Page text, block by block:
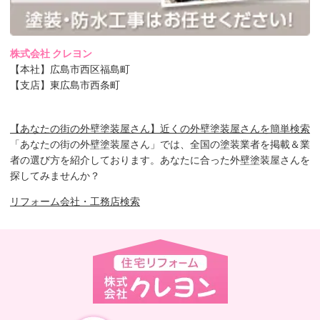
株式会社 クレヨン
【本社】広島市西区福島町
【支店】東広島市西条町
【あなたの街の外壁塗装屋さん】近くの外壁塗装屋さんを簡単検索
「あなたの街の外壁塗装屋さん」では、全国の塗装業者を掲載＆業
者の選び方を紹介しております。あなたに合った外壁塗装屋さんを
探してみませんか？
リフォーム会社・工務店検索